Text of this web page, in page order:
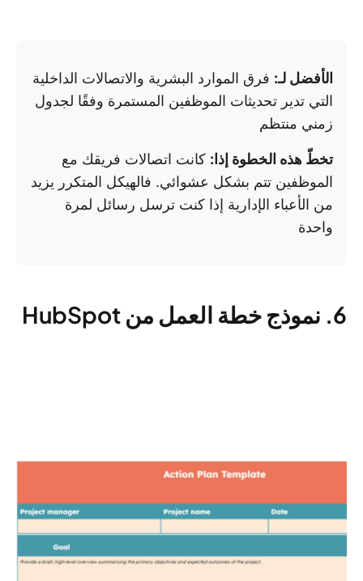
الأفضل لـ: فرق الموارد البشرية والاتصالات الداخلية
التي تدير تحديثات الموظفين المستمرة وفقًا لجدول
زمني منتظم
تخطّ هذه الخطوة إذا: كانت اتصالات فريقك مع
الموظفين تتم بشكل عشوائي. فالهيكل المتكرر يزيد
من الأعباء الإدارية إذا كنت ترسل رسائل لمرة
واحدة
6. نموذج خطة العمل من HubSpot